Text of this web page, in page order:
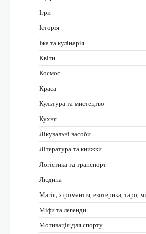
Ігри
Історія
Їжа та кулінарія
Квіти
Космос
Краса
Культура та мистецтво
Кухня
Лікувальні засоби
Література та книжки
Логістика та транспорт
Людина
Магія, хіромантія, езотерика, таро,
Міфи та легенди
Мотивація для спорту